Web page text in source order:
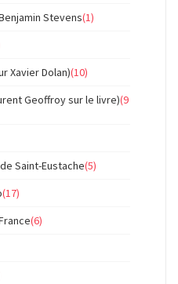
Stevens(1)
Xavier Dolan)(10)
Geoffroy sur le livre)(9
Saint-Eustache(5)
(17)
(6)